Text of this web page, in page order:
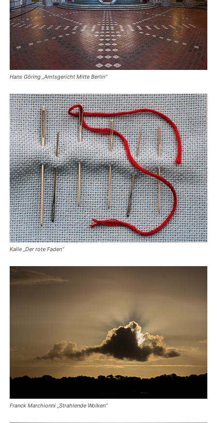
Hans Göring „Amtsgericht Mitte Berlin“
Kalle „Der rote Faden“
Franck Marchionni „Strahlende Wolken“